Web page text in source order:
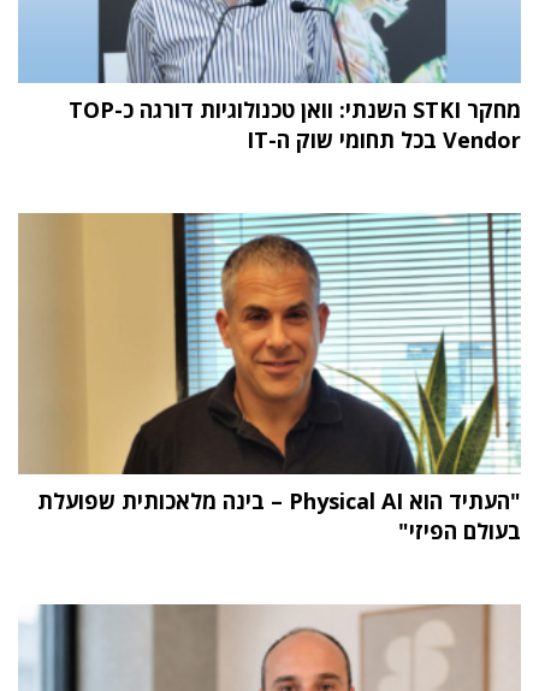
מחקר STKI השנתי: וואן טכנולוגיות דורגה כ-TOP
Vendor בכל תחומי שוק ה-IT
"העתיד הוא Physical AI – בינה מלאכותית שפועלת
בעולם הפיזי"